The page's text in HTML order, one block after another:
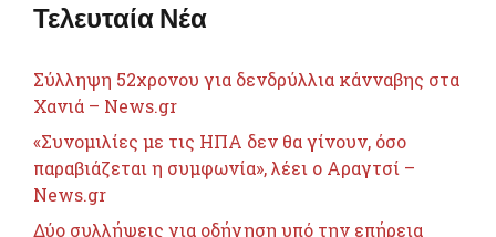
Τελευταία Νέα
Σύλληψη 52χρονου για δενδρύλλια κάνναβης στα
Χανιά – News.gr
«Συνομιλίες με τις ΗΠΑ δεν θα γίνουν, όσο
παραβιάζεται η συμφωνία», λέει ο Αραγτσί –
News.gr
Δύο συλλήψεις για οδήγηση υπό την επήρεια